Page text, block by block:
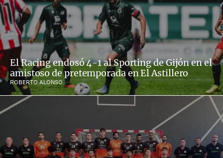
El Racing endosó 4-1 al Sporting de Gijón en el
amistoso de pretemporada en El Astillero
ROBERTO ALONSO